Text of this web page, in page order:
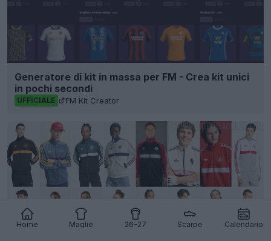
Home Maglie 26-27 Scarpe Calendario
Generatore di kit in massa per FM - Crea kit unici
in pochi secondi
UFFICIALE FM Kit Creator